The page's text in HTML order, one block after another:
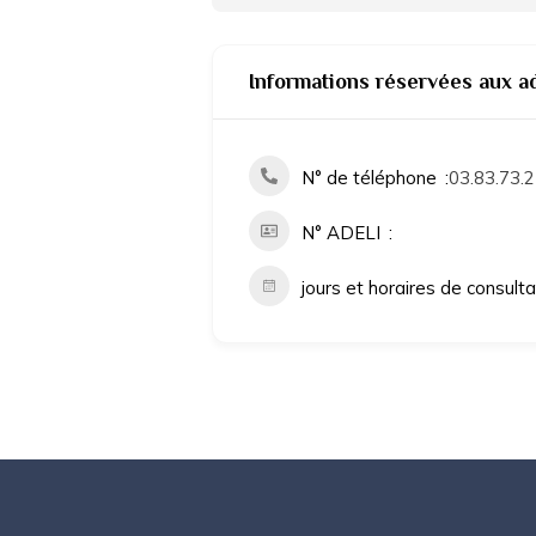
Informations réservées aux
N° de téléphone
N° ADELI
jours et horaires de